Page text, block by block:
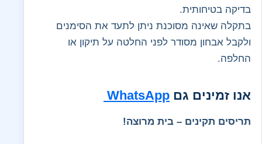
בדיקה בטיחותית.
בתקלה שאינה מסוכנת ניתן לתעד את הסימנים
ולקבל אבחון מסודר לפני החלטה על תיקון או
החלפה.
אנו זמינים גם WhatsApp
תריסים תקינים – בית מרוצה!